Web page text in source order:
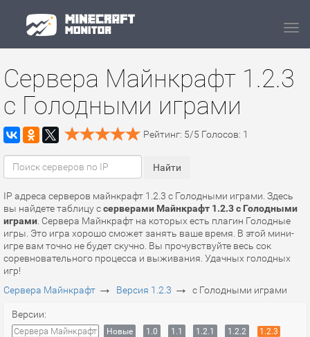
Сервера Майнкрафт 1.2.3
с Голодными играми
Рейтинг: 5/5 Голосов: 1
IP адреса серверов майнкрафт 1.2.3 с Голодными играми. Здесь
вы найдете таблицу ссерверами Майнкрафт 1.2.3 с Голодными
играми . Сервера Майнкрафт на которых есть плагин Голодные
игры. Это игра хорошо сможет занять ваше время. В этой мини-
игре вам точно не будет скучно. Вы прочувствуйте весь сок
соревновательного процесса и выживания. Удачных голодных
игр!
Сервера Майнкрафт → Версия 1.2.3 → с Голодными играми
Версии:
Сервера Майнкрафт Новые 1.0 1.1 1.2.1 1.2.2
1.2.3